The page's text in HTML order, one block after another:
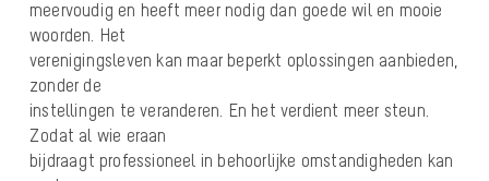
meervoudig en heeft meer nodig dan goede wil en mooie
woorden. Het
verenigingsleven kan maar beperkt oplossingen aanbieden,
zonder de
instellingen te veranderen. En het verdient meer steun.
Zodat al wie eraan
bijdraagt professioneel in behoorlijke omstandigheden kan